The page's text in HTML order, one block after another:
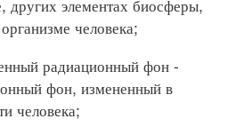
других элементах биосферы,
человека;
радиационный фон -
фон, измененный в
человека;